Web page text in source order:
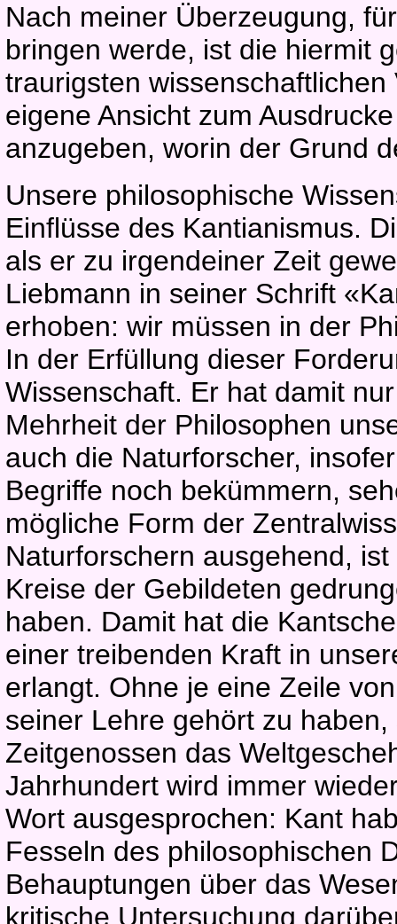
Nach meiner Überzeugung,
bringen werde, ist die hiermit
traurigsten
eigene Ansicht zum
anzugeben, worin der Grund
Unsere philosophische
Einflüsse des Kantianismus.
als er zu irgendeiner Zeit
Liebmann in seiner Schrift
erhoben: wir müssen in der
In der Erfüllung dieser
Wissenschaft. Er hat damit
Mehrheit der Philosophen
auch die Naturforscher,
Begriffe noch bekümmern,
mögliche Form der
Naturforschern ausgehend,
Kreise der Gebildeten
haben. Damit hat die
einer treibenden Kraft in
erlangt. Ohne je eine Zeile
seiner Lehre gehört zu
Zeitgenossen das
Jahrhundert wird immer
Wort ausgesprochen: Kant
Fesseln des philosophischen
Behauptungen über das
kritische Untersuchung